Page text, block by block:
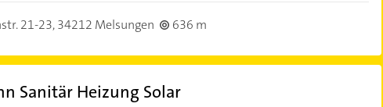
21-23,34212 Melsungen 636 m
Sanitär Heizung Solar